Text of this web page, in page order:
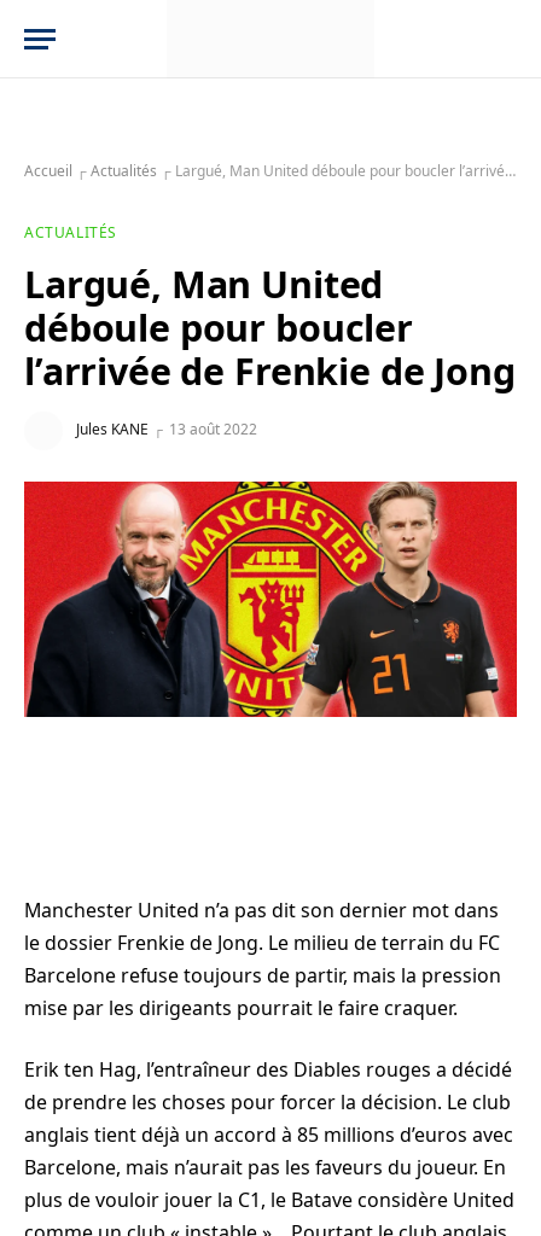
Accueil ┌Actualités ┌ Largué, Man United déboule pour boucler l’arrivée de Frenkie de Jong
ACTUALITÉS
Largué, Man United
déboule pour boucler
l’arrivée de Frenkie de Jong
Jules KANE 13 août 2022
Manchester United n’a pas dit son dernier mot dans
le dossier Frenkie de Jong. Le milieu de terrain du FC
Barcelone refuse toujours de partir, mais la pression
mise par les dirigeants pourrait le faire craquer.
Erik ten Hag, l’entraîneur des Diables rouges a décidé
de prendre les choses pour forcer la décision. Le club
anglais tient déjà un accord à 85 millions d’euros avec
Barcelone, mais n’aurait pas les faveurs du joueur. En
plus de vouloir jouer la C1, le Batave considère United